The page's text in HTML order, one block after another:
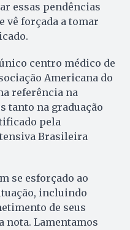
essas pendências
vê forçada a tomar
centro médico de
Americana do
referência na
tanto na graduação
pela
Brasileira
se esforçado ao
incluindo
de seus
nota. Lamentamos